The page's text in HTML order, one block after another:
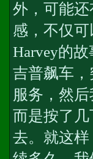
外，可能
感，不仅
Harvey的
吉普飙车
服务 ，然
而是按了
去。就这